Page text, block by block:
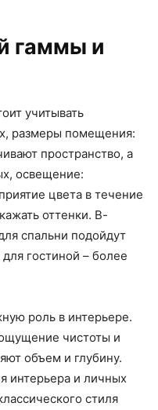
гаммы и
учитывать
размеры помещения:
пространство, а
освещение:
цвета в течение
оттенки. В-
спальни подойдут
гостиной – более
роль в интерьере.
чистоты и
объем и глубину.
интерьера и личных
стиля